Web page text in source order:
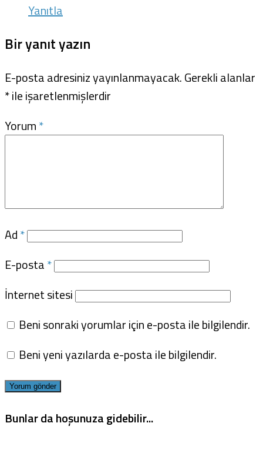
Yanıtla
Bir yanıt yazın
E-posta adresiniz yayınlanmayacak.Gerekli alanlar
*ile işaretlenmişlerdir
Yorum*
Ad*
E-posta*
İnternet sitesi
Beni sonraki yorumlar için e-posta ile bilgilendir.
Beni yeni yazılarda e-posta ile bilgilendir.
Bunlar da hoşunuza gidebilir...